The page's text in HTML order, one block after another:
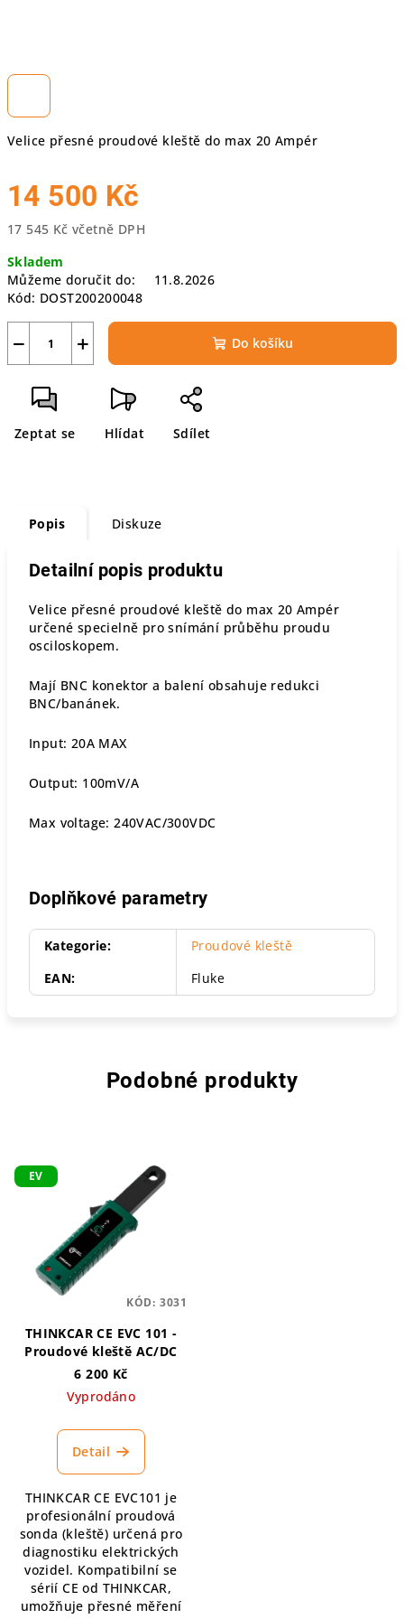
Velice přesné proudové kleště do max 20 Ampér
14 500 Kč
17 545 Kč včetně DPH
cena:
Skladem
Můžeme doručit do:
11.8.2026
Kód: DOST200200048
+
− Do košíku
Zeptat se Hlídat Sdílet
Popis Diskuze
Detailní popis produktu
Velice přesné proudové kleště do max 20 Ampér
určené specielně pro snímání průběhu proudu
osciloskopem.
Mají BNC konektor a balení obsahuje redukci
BNC/banánek.
Input: 20A MAX
Output: 100mV/A
Max voltage: 240VAC/300VDC
Doplňkové parametry
Kategorie:
Proudové kleště
EAN: Fluke
Podobné produkty
EV
THINKCAR CE EVC 101 -
Proudové kleště AC/DC
6 200 Kč
Vyprodáno
Detail
THINKCAR CE EVC101 je
profesionální proudová
sonda (kleště) určená pro
diagnostiku elektrických
vozidel. Kompatibilní se
sérií CE od THINKCAR,
umožňuje přesné měření
KÓD: 3031